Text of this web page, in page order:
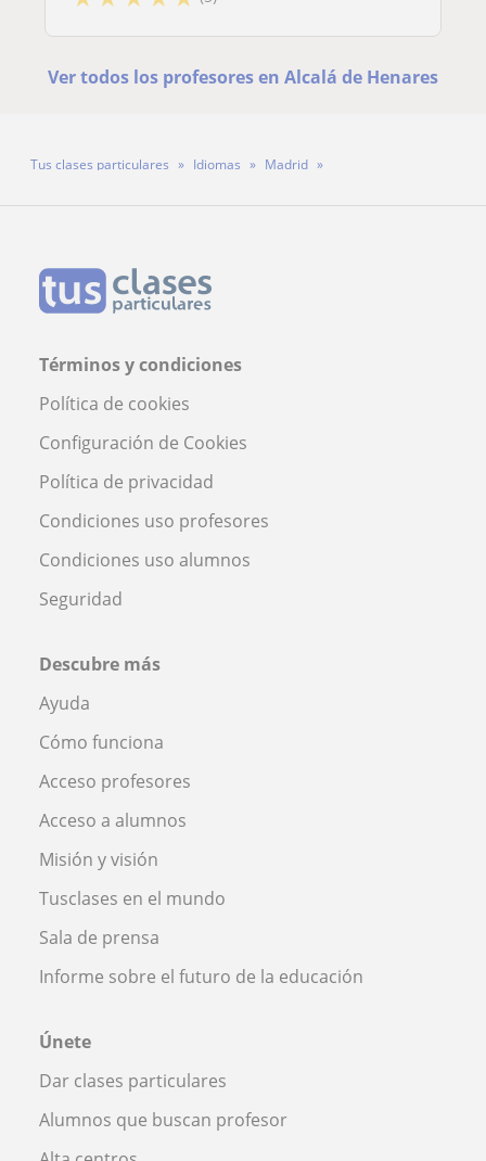
Ver todos los profesores en Alcalá de Henares
Tus clases particulares Idiomas
Madrid
Términos y condiciones
Política de cookies
Configuración de Cookies
Política de privacidad
Condiciones uso profesores
Condiciones uso alumnos
Seguridad
Descubre más
Ayuda
Cómo funciona
Acceso profesores
Acceso a alumnos
Misión y visión
Tusclases en el mundo
Sala de prensa
Informe sobre el futuro de la educación
Únete
Dar clases particulares
Alumnos que buscan profesor